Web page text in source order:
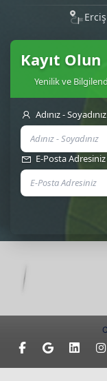
Kayıt Olun
Yenilik ve
Adınız - Soyadınız
E-Posta Adresiniz